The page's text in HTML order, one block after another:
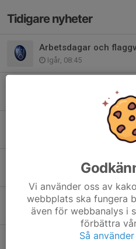
Tidigare nyheter
Arbetsdagar och
Igår, 08:45
Inbjudan till HMCK
Resultat KM
19 jul, 14:14
Flaggvakter DM 26-27/
15 jul, 14:58
Sommarbrev, banvärd
Vi använder oss av
webbplats ska fungera
även för webbanalys i
förbättra
Så